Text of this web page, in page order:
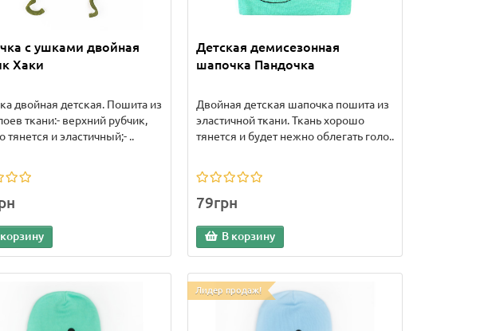
с ушками двойная
Хаки
двойная детская. Пошита из
ткани:- верхний рубчик,
тянется и эластичный;- ..
Детская демисезонная
шапочка Пандочка
Двойная детская шапочка пошита из
эластичной ткани. Ткань хорошо
тянется и будет нежно облегать голо..
79грн
В корзину
Лидер продаж!